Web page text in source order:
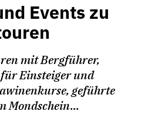
Events zu
mit Bergführer,
Einsteiger und
geführte
Mondschein...